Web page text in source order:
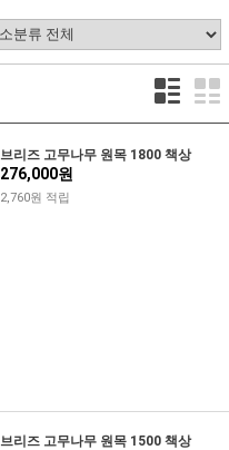
브리즈 고무나무 원목 1800 책상
276,000원
2,760원 적립
브리즈 고무나무 원목 1500 책상